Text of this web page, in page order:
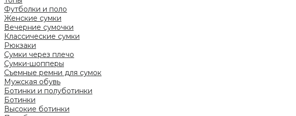
Футболки и поло
Женские сумки
Вечерние сумочки
Классические сумки
Рюкзаки
Сумки через плечо
Сумки-шопперы
Съемные ремни для сумок
Мужская обувь
Ботинки и полуботинки
Ботинки
Высокие ботинки